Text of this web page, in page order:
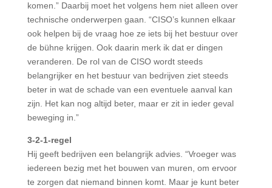
komen.” Daarbij moet het volgens hem niet alleen over
technische onderwerpen gaan. “CISO’s kunnen elkaar
ook helpen bij de vraag hoe ze iets bij het bestuur over
de bühne krijgen. Ook daarin merk ik dat er dingen
veranderen. De rol van de CISO wordt steeds
belangrijker en het bestuur van bedrijven ziet steeds
beter in wat de schade van een eventuele aanval kan
zijn. Het kan nog altijd beter, maar er zit in ieder geval
beweging in.”
3-2-1-regel
Hij geeft bedrijven een belangrijk advies. “Vroeger was
iedereen bezig met het bouwen van muren, om ervoor
te zorgen dat niemand binnen komt. Maar je kunt beter